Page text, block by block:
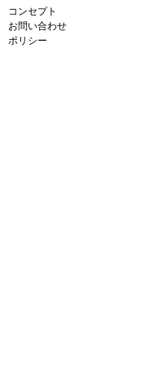
コンセプト
お問い合わせ
ポリシー